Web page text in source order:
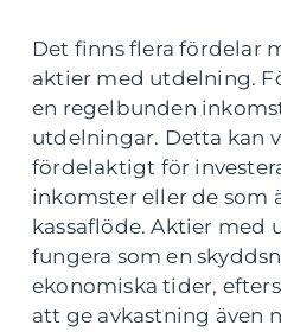
Det finns flera fördelar
aktier med utdelning.
en regelbunden
utdelningar. Detta kan
fördelaktigt för
inkomster eller de som
kassaflöde. Aktier med
fungera som en
ekonomiska tider,
att ge avkastning även